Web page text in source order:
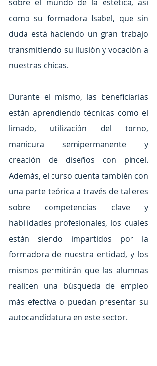
sobre el mundo de la estética, así
como su formadora Isabel, que sin
duda está haciendo un gran trabajo
transmitiendo su ilusión y vocación a
nuestras chicas.
Durante el mismo, las beneficiarias
están aprendiendo técnicas como el
limado, utilización del torno,
manicura semipermanente y
creación de diseños con pincel.
Además, el curso cuenta también con
una parte teórica a través de talleres
sobre competencias clave y
habilidades profesionales, los cuales
están siendo impartidos por la
formadora de nuestra entidad, y los
mismos permitirán que las alumnas
realicen una búsqueda de empleo
más efectiva o puedan presentar su
autocandidatura en este sector.